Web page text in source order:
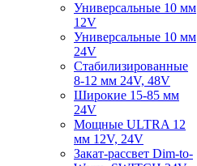
Универсальные 10 мм
12V
Универсальные 10 мм
24V
Стабилизированные
8-12 мм 24V, 48V
Широкие 15-85 мм
24V
Мощные ULTRA 12
мм 12V, 24V
Закат-рассвет Dim-to-